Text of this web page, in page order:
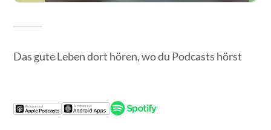
Das gute Leben dort hören, wo du Podcasts hörst